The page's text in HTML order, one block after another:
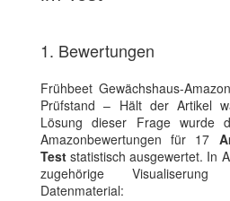
1. Bewertungen
Frühbeet Gewächshaus-
Prüfstand – Hält der Artikel
Lösung dieser Frage wurde
Amazonbewertungen für 17
Test statistisch ausgewertet. In
zugehörige
Datenmaterial: